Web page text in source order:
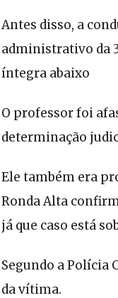
Antes disso, a
administrativo da
íntegra abaixo
O professor foi
determinação
Ele também era
Ronda Alta
já que caso está
Segundo a Polícia
da vítima.